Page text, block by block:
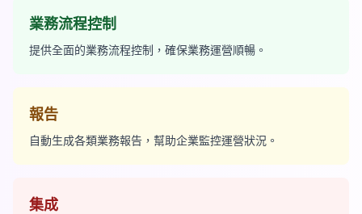
業務流程控制
提供全面的業務流程控制，確保業務運營順暢。
報告
自動生成各類業務報告，幫助企業監控運營狀況。
集成